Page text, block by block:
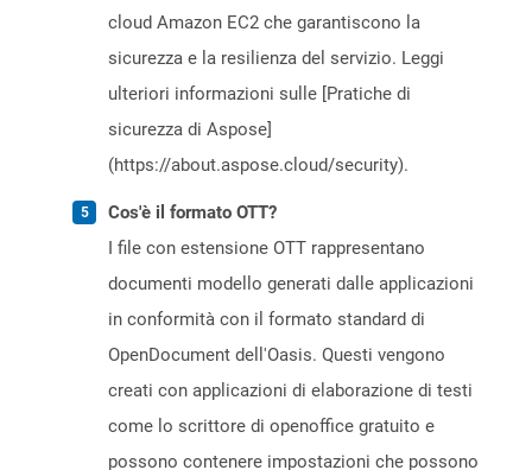
cloud Amazon EC2 che garantiscono la
sicurezza e la resilienza del servizio. Leggi
ulteriori informazioni sulle [Pratiche di
sicurezza di Aspose]
(https://about.aspose.cloud/security).
Cos'è il formato OTT?
I file con estensione OTT rappresentano
documenti modello generati dalle applicazioni
in conformità con il formato standard di
OpenDocument dell'Oasis. Questi vengono
creati con applicazioni di elaborazione di testi
come lo scrittore di openoffice gratuito e
possono contenere impostazioni che possono